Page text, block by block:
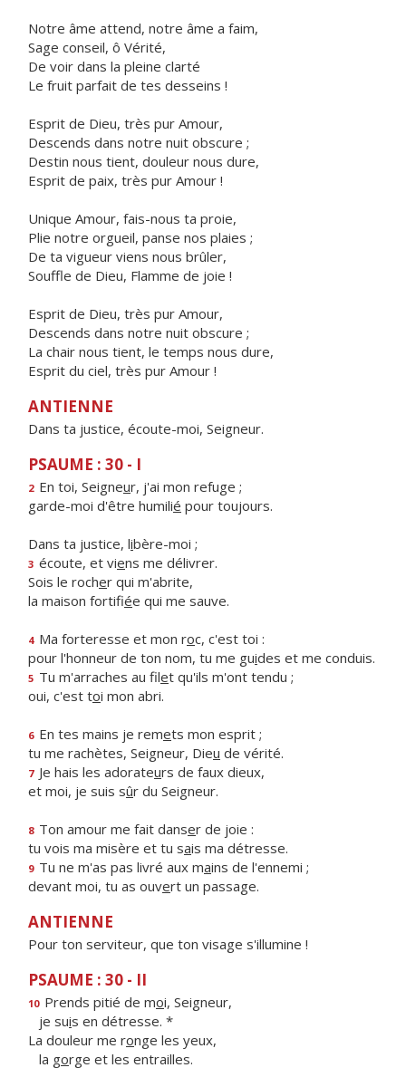
Notre âme attend, notre âme a faim,
Sage conseil, ô Vérité,
De voir dans la pleine clarté
Le fruit parfait de tes desseins !
Esprit de Dieu, très pur Amour,
Descends dans notre nuit obscure ;
Destin nous tient, douleur nous dure,
Esprit de paix, très pur Amour !
Unique Amour, fais-nous ta proie,
Plie notre orgueil, panse nos plaies ;
De ta vigueur viens nous brûler,
Souffle de Dieu, Flamme de joie !
Esprit de Dieu, très pur Amour,
Descends dans notre nuit obscure ;
La chair nous tient, le temps nous dure,
Esprit du ciel, très pur Amour !
ANTIENNE
Dans ta justice, écoute-moi, Seigneur.
PSAUME : 30 - I
2 En toi, Seigneur, j'ai mon refuge ;
garde-moi d'être humilié pour toujours.
Dans ta justice, libère-moi ;
3 écoute, et viens me délivrer.
Sois le rocher qui m'abrite,
la maison fortifiée qui me sauve.
4 Ma forteresse et mon roc, c'est toi :
pour l'honneur de ton nom, tu me guides et me conduis.
5 Tu m'arraches au filet qu'ils m'ont tendu ;
oui, c'est toi mon abri.
6 En tes mains je remets mon esprit ;
tu me rachètes, Seigneur, Dieu de vérité.
7 Je hais les adorateurs de faux dieux,
et moi, je suis sûr du Seigneur.
8 Ton amour me fait danser de joie :
tu vois ma misère et tu sais ma détresse.
9 Tu ne m'as pas livré aux mains de l'ennemi ;
devant moi, tu as ouvert un passage.
ANTIENNE
Pour ton serviteur, que ton visage s'illumine !
PSAUME : 30 - II
10 Prends pitié de moi, Seigneur,
je suis en détresse. *
La douleur me ronge les yeux,
la gorge et les entrailles.